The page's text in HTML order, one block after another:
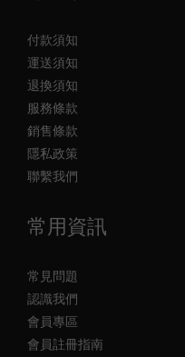
付款須知
運送須知
退換須知
服務條款
銷售條款
隱私政策
聯繫我們
常用資訊
常見問題
認識我們
會員專區
會員註冊指南